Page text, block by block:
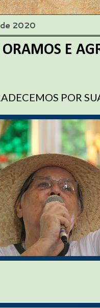
2020
E
POR